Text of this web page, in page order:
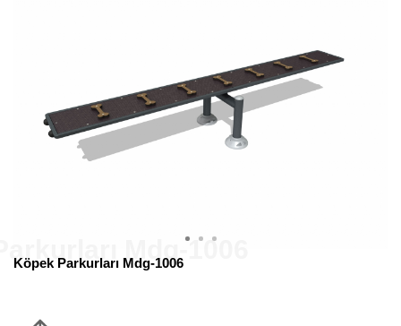
Köpek Parkurları Mdg-1006